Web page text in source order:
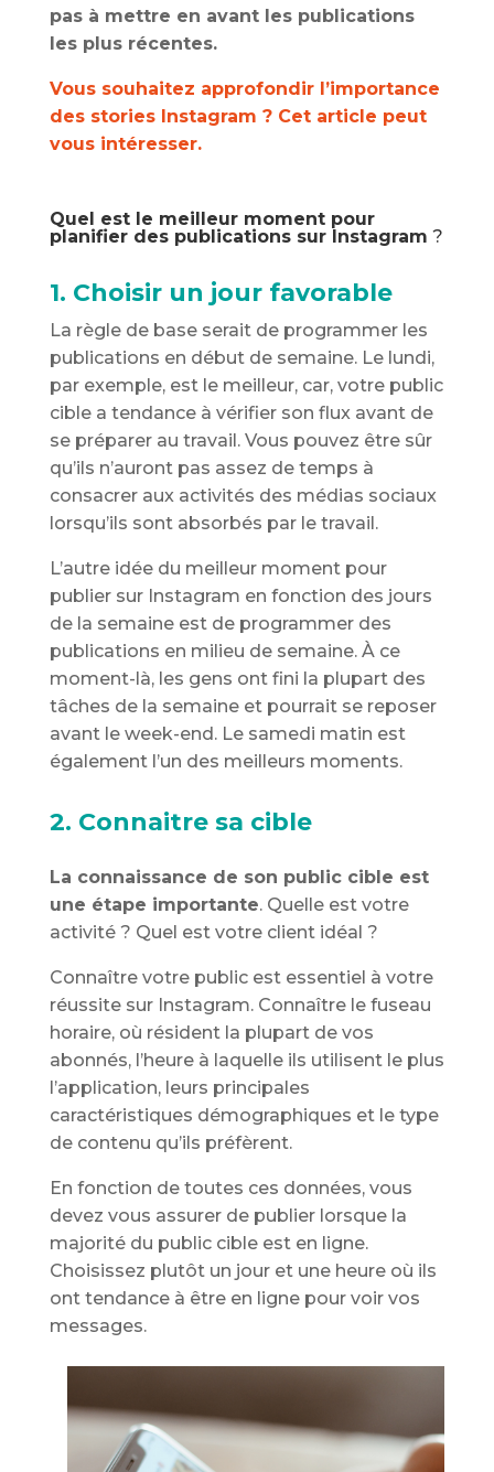
pas à mettre en avant les publications
les plus récentes.
Vous souhaitez approfondir l’importance
des stories Instagram ? Cet article peut
vous intéresser.
Quel est le meilleur moment pour
planifier des publications sur Instagram ?
1. Choisir un jour favorable
La règle de base serait de programmer les
publications en début de semaine. Le lundi,
par exemple, est le meilleur, car, votre public
cible a tendance à vérifier son flux avant de
se préparer au travail. Vous pouvez être sûr
qu’ils n’auront pas assez de temps à
consacrer aux activités des médias sociaux
lorsqu’ils sont absorbés par le travail.
L’autre idée du meilleur moment pour
publier sur Instagram en fonction des jours
de la semaine est de programmer des
publications en milieu de semaine. À ce
moment-là, les gens ont fini la plupart des
tâches de la semaine et pourrait se reposer
avant le week-end. Le samedi matin est
également l’un des meilleurs moments.
2. Connaitre sa cible
La connaissance de son public cible est
une étape importante. Quelle est votre
activité ? Quel est votre client idéal ?
Connaître votre public est essentiel à votre
réussite sur Instagram. Connaître le fuseau
horaire, où résident la plupart de vos
abonnés, l’heure à laquelle ils utilisent le plus
l’application, leurs principales
caractéristiques démographiques et le type
de contenu qu’ils préfèrent.
En fonction de toutes ces données, vous
devez vous assurer de publier lorsque la
majorité du public cible est en ligne.
Choisissez plutôt un jour et une heure où ils
ont tendance à être en ligne pour voir vos
messages.